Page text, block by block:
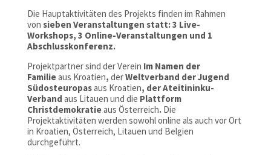
Die Hauptaktivitäten des Projekts finden im Rahmen
von sieben Veranstaltungen statt:3 Live-
Workshops, 3 Online-Veranstaltungen und 1
Abschlusskonferenz.
Projektpartner sind der Verein Im Namen der
Familieaus Kroatien, derWeltverband der Jugend
Südosteuropasaus Kroatien, der Ateitininku-
Verband aus Litauen und die Plattform
Christdemokratieaus Österreich.Die
Projektaktivitäten werden sowohl online als auch vor Ort
in Kroatien, Österreich, Litauen und Belgien
durchgeführt.